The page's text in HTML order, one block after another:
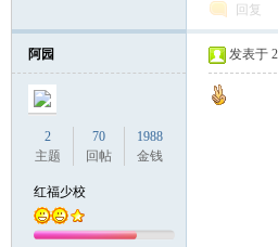
回复
阿园
2
主题
70
回帖
1988
金钱
红福少校
发表于